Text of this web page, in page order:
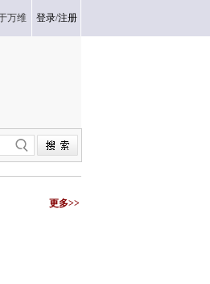
万维 登录/注册
更多>>